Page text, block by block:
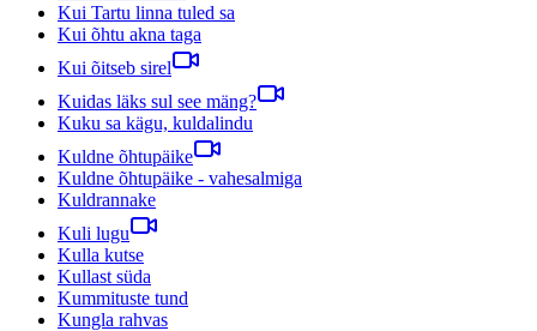
Kui Tartu linna tuled sa
Kui õhtu akna taga
Kui õitseb sirel
Kuidas läks sul see mäng?
Kuku sa kägu, kuldalindu
Kuldne õhtupäike
Kuldne õhtupäike - vahesalmiga
Kuldrannake
Kuli lugu
Kulla kutse
Kullast süda
Kummituste tund
Kungla rahvas